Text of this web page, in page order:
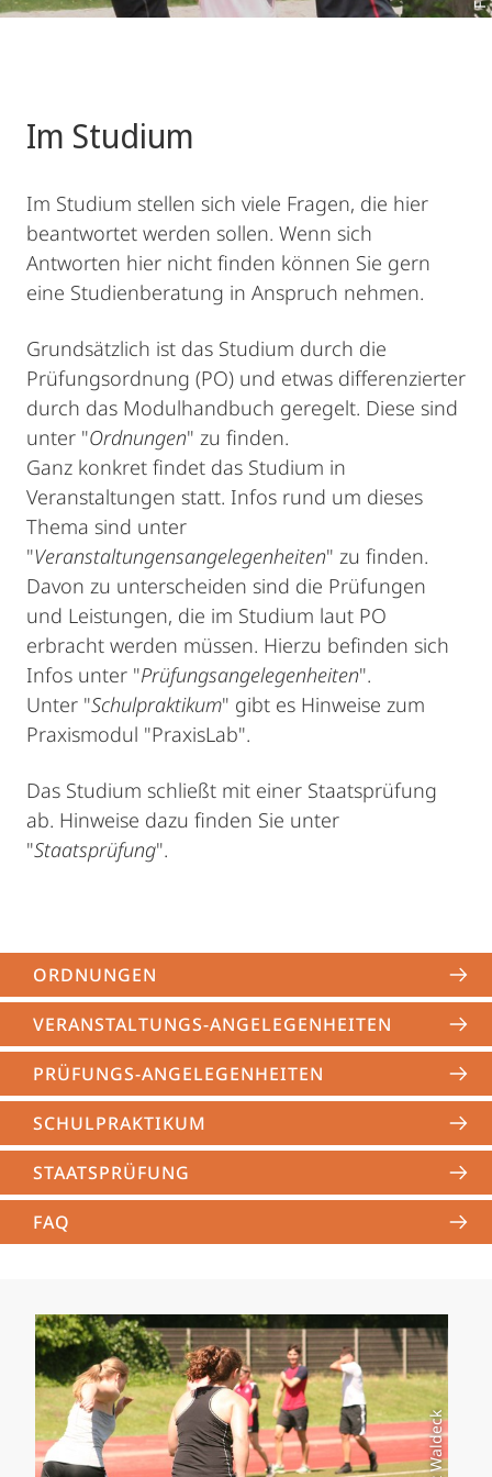
Im Studium
Im Studium stellen sich viele Fragen, die hier
beantwortet werden sollen. Wenn sich
Antworten hier nicht finden können Sie gern
eine Studienberatung in Anspruch nehmen.
Grundsätzlich ist das Studium durch die
Prüfungsordnung (PO) und etwas differenzierter
durch das Modulhandbuch geregelt. Diese sind
unter "Ordnungen" zu finden.
Ganz konkret findet das Studium in
Veranstaltungen statt. Infos rund um dieses
Thema sind unter
"Veranstaltungensangelegenheiten" zu finden.
Davon zu unterscheiden sind die Prüfungen
und Leistungen, die im Studium laut PO
erbracht werden müssen. Hierzu befinden sich
Infos unter "Prüfungsangelegenheiten".
Unter "Schulpraktikum" gibt es Hinweise zum
Praxismodul "PraxisLab".
Das Studium schließt mit einer Staatsprüfung
ab. Hinweise dazu finden Sie unter
"Staatsprüfung".
ORDNUNGEN
VERANSTALTUNGS-ANGELEGENHEITEN
PRÜFUNGS-ANGELEGENHEITEN
SCHULPRAKTIKUM
STAATSPRÜFUNG
FAQ